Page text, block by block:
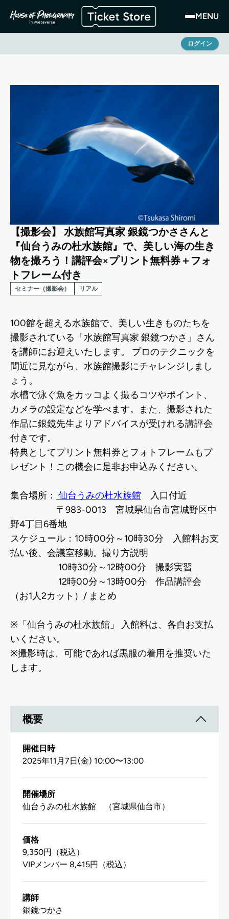
MENU
ログイン
【撮影会】 水族館写真家 銀鏡つかささんと
『仙台うみの杜水族館』で、美しい海の生き
物を撮ろう！講評会×プリント無料券＋フォ
トフレーム付き
セミナー（撮影会） リアル
概要
開催日時
2025年11月7日(金) 10:00〜13:00
開催場所
仙台うみの杜水族館 （宮城県仙台市）
価格
9,350円（税込）
VIPメンバー 8,415円（税込）
講師
銀鏡つかさ